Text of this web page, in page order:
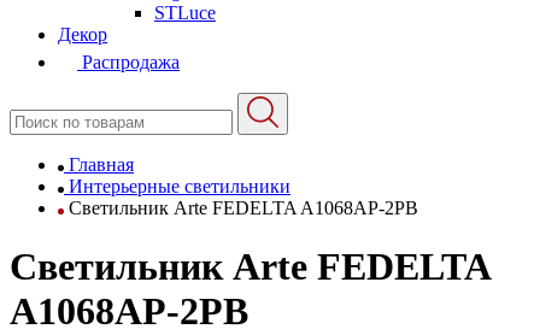
STLuce
Декор
Распродажа
Главная
Интерьерные светильники
Светильник Arte FEDELTA A1068AP-2PB
Светильник Arte FEDELTA
A1068AP-2PB